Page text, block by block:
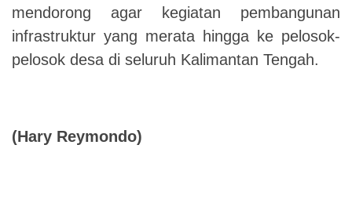
mendorong agar kegiatan pembangunan
infrastruktur yang merata hingga ke pelosok-
pelosok desa di seluruh Kalimantan Tengah.
(Hary Reymondo)